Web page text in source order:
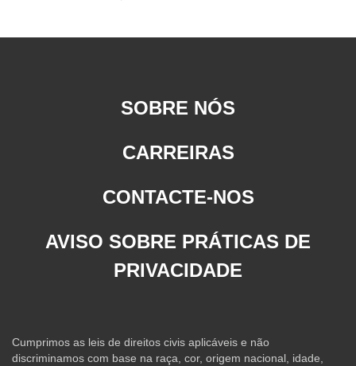
SOBRE NÓS
CARREIRAS
CONTACTE-NOS
AVISO SOBRE PRÁTICAS DE
PRIVACIDADE
Cumprimos as leis de direitos civis aplicáveis e não
discriminamos com base na raça, cor, origem nacional, idade,